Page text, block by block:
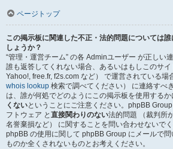
ページトップ
この掲示板に関連した不正・法的問題については
しょうか？
“管理・運営チーム” の各 Adminユーザー が正しい
誰も返答してくれない場合、あるいはもしこのサ
Yahoo!, free.fr, f2s.com など） で運営されている場
whois lookup 検索で調べてください） に連絡すべ
は、誰が何処でどのようにこの掲示板を使用する
くないということにご注意ください。phpBB
フトウェア と 直接関わりのない法的問題 （裁判所
名誉棄損など） に関することを問い合わせないでく
phpBB の使用に関して phpBB Group にメールで
ものか全くされないものとお考えください。